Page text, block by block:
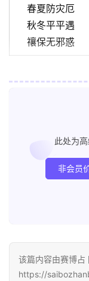
春夏防灾厄
秋冬平平遇
禳保无邪惑
此处为
非会员
该篇内容由赛博占
https://